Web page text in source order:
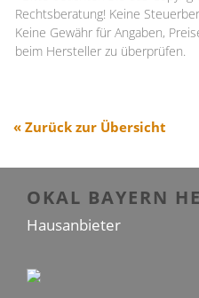
Rechtsberatung! Keine
Keine Gewähr für Angaben,
beim Hersteller zu überprüfen.
« Zurück zur Übersicht
OKAL BAYERN
Hausanbieter